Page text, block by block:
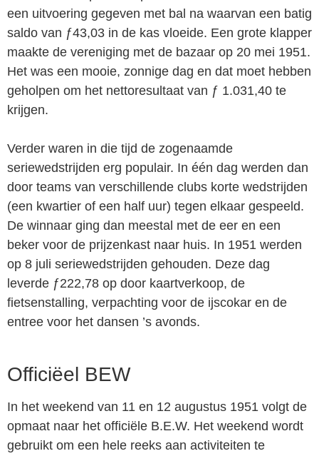
een uitvoering gegeven met bal na waarvan een batig
saldo van ƒ43,03 in de kas vloeide. Een grote klapper
maakte de vereniging met de bazaar op 20 mei 1951.
Het was een mooie, zonnige dag en dat moet hebben
geholpen om het nettoresultaat van ƒ 1.031,40 te
krijgen.
Verder waren in die tijd de zogenaamde
seriewedstrijden erg populair. In één dag werden dan
door teams van verschillende clubs korte wedstrijden
(een kwartier of een half uur) tegen elkaar gespeeld.
De winnaar ging dan meestal met de eer en een
beker voor de prijzenkast naar huis. In 1951 werden
op 8 juli seriewedstrijden gehouden. Deze dag
leverde ƒ222,78 op door kaartverkoop, de
fietsenstalling, verpachting voor de ijscokar en de
entree voor het dansen ’s avonds.
Officiëel BEW
In het weekend van 11 en 12 augustus 1951 volgt de
opmaat naar het officiële B.E.W. Het weekend wordt
gebruikt om een hele reeks aan activiteiten te